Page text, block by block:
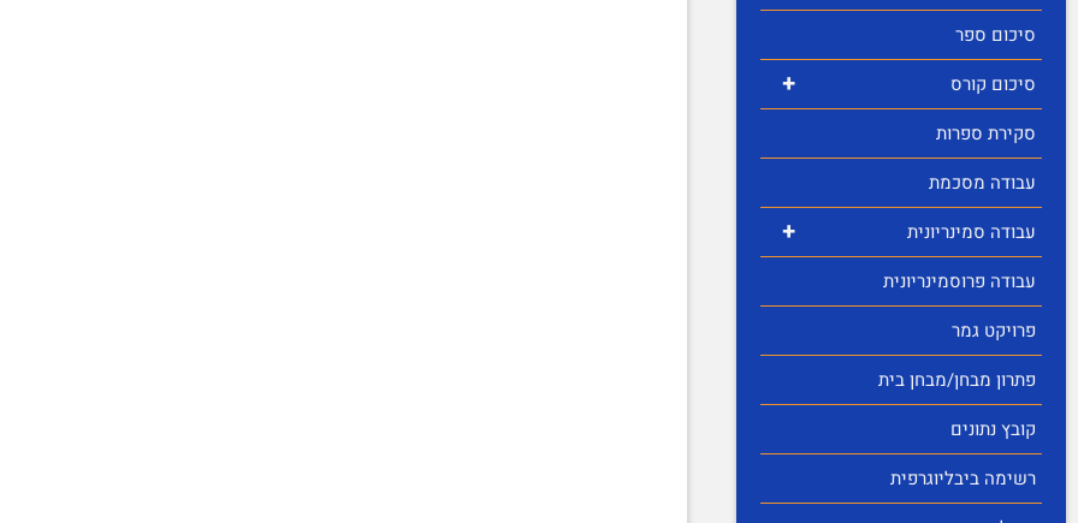
סיכום ספר
+
סיכום קורס
סקירת ספרות
עבודה מסכמת
+
עבודה סמינריונית
עבודה פרוסמינריונית
פרויקט גמר
פתרון מבחן/מבחן בית
קובץ נתונים
רשימה ביבליוגרפית